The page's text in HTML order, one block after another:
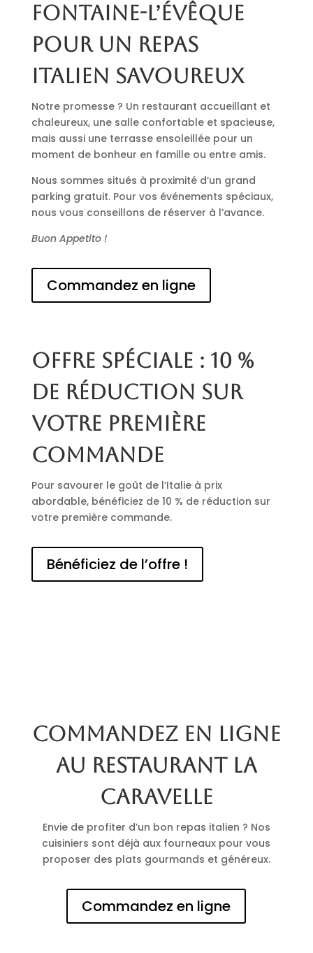
Fontaine-l’Évêque
pour un repas
italien savoureux
Notre promesse ? Un restaurant accueillant et
chaleureux, une salle confortable et spacieuse,
mais aussi une terrasse ensoleillée pour un
moment de bonheur en famille ou entre amis.
Nous sommes situés à proximité d’un grand
parking gratuit. Pour vos événements spéciaux,
nous vous conseillons de réserver à l’avance.
Buon Appetito !
Commandez en ligne
Offre spéciale : 10 %
de réduction sur
votre première
commande
Pour savourer le goût de l’Italie à prix
abordable, bénéficiez de 10 % de réduction sur
votre première commande.
Bénéficiez de l’offre !
Commandez en ligne
au restaurant La
Caravelle
Envie de profiter d’un bon repas italien ? Nos
cuisiniers sont déjà aux fourneaux pour vous
proposer des plats gourmands et généreux.
Commandez en ligne